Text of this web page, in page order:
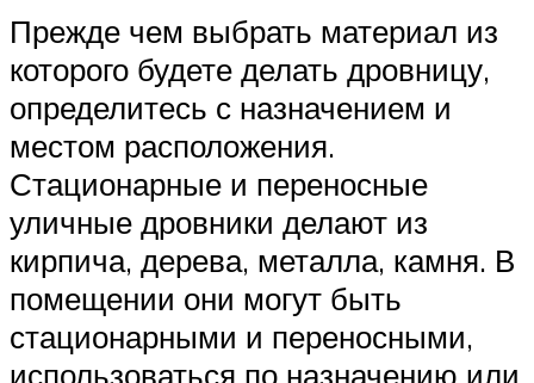
Прежде чем выбрать материал из
которого будете делать дровницу,
определитесь с назначением и
местом расположения.
Стационарные и переносные
уличные дровники делают из
кирпича, дерева, металла, камня. В
помещении они могут быть
стационарными и переносными,
использоваться по назначению или